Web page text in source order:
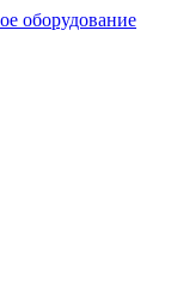
оборудование